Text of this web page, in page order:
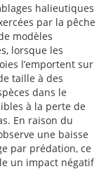
halieutiques
par la pêche
modèles
lorsque les
l’emportent sur
taille à des
dans le
à la perte de
En raison du
une baisse
par prédation, ce
un impact négatif